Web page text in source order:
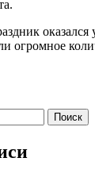
оказался
огромное